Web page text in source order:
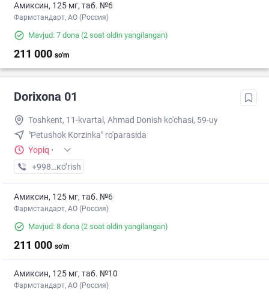
Амиксин, 125 мг, таб. №6
Фармстандарт, АО (Россия)
Mavjud: 7 dona (2 soat oldin yangilangan)
211 000 so'm
Dorixona 01
Toshkent, 11-kvartal, Ahmad Donish ko'chasi, 59-uy
"Petushok Korzinka" ro'parasida
Yopiq ·
+998 (97) XXX-XX-XX
кo’rish
Амиксин, 125 мг, таб. №6
Фармстандарт, АО (Россия)
Mavjud: 8 dona (2 soat oldin yangilangan)
211 000 so'm
Амиксин, 125 мг, таб. №10
Фармстандарт, АО (Россия)